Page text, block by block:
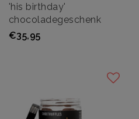
'his birthday'
chocoladegeschenk
€35,95